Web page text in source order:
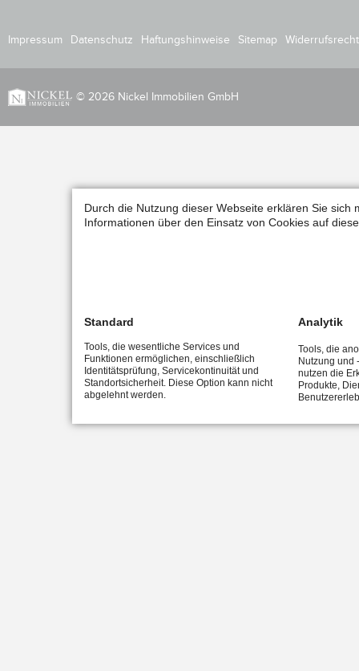
Impressum Datenschutz Haftungshinweise Sitemap
© 2026 Nickel Immobilien GmbH
Durch die Nutzung dieser Webseite erklären Sie
Informationen über den Einsatz von Cookies auf
Standard
Tools, die wesentliche Services und
Funktionen ermöglichen, einschließlich
Identitätsprüfung, Servicekontinuität und
Standortsicherheit. Diese Option kann nicht
abgelehnt werden.
Analytik
Tools, die
Nutzung und
nutzen die
Produkte,